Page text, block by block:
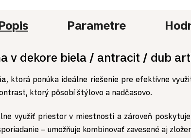
Parametre
v dekore biela / antracit / dub
, ktorá ponúka ideálne riešenie pre efektívne
ktorý pôsobí štýlovo a nadčasovo.
využiť priestor v miestnosti a zároveň
– umožňuje kombinovať zavesené aj